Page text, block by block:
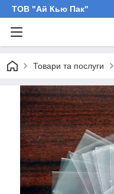
ТОВ "Ай Кью Пак"
Товари та послуги